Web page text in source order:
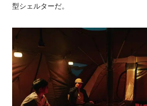
型シェルターだ。